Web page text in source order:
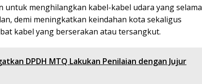
menghilangkan kabel-kabel udara yang selama
demi meningkatkan keindahan kota sekaligus
kabel yang berserakan atau tersangkut.
DPDH MTQ Lakukan Penilaian dengan Jujur